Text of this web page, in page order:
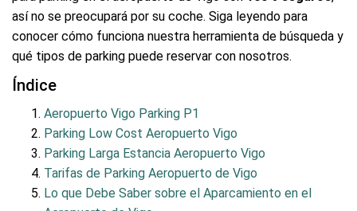
así no se preocupará por su coche. Siga leyendo para
conocer cómo funciona nuestra herramienta de búsqueda y
qué tipos de parking puede reservar con nosotros.
Índice
Aeropuerto Vigo Parking P1
Parking Low Cost Aeropuerto Vigo
Parking Larga Estancia Aeropuerto Vigo
Tarifas de Parking Aeropuerto de Vigo
Lo que Debe Saber sobre el Aparcamiento en el